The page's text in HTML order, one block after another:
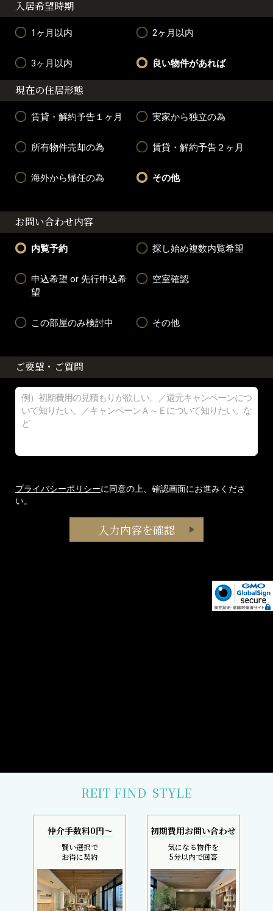
入居希望時期
1ヶ月以内 2ヶ月以内
3ヶ月以内 良い物件があれば
現在の住居形態
賃貸・解約予告１ヶ月 実家から独立の為
所有物件売却の為 賃貸・解約予告２ヶ月
海外から帰任の為 その他
お問い合わせ内容
内覧予約 探し始め複数内覧希望
申込希望 or 先行申込希
望
空室確認
この部屋のみ検討中 その他
ご要望・ご質問
プライバシーポリシーに同意の上、確認画面にお進みくださ
い。
REIT FIND STYLE
仲介手数料0円～
賢い選択で
お得に契約
初期費用お問い合わせ
気になる物件を
5分以内で回答